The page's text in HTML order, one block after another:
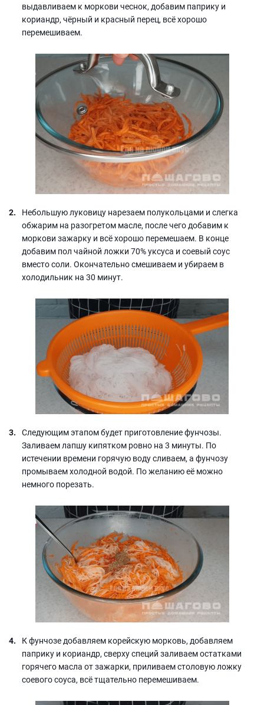
выдавливаем к моркови чеснок, добавим паприку и
кориандр, чёрный и красный перец, всё хорошо
перемешиваем.
Небольшую луковицу нарезаем полукольцами и слегка
обжарим на разогретом масле, после чего добавим к
моркови зажарку и всё хорошо перемешаем. В конце
добавим пол чайной ложки 70% уксуса и соевый соус
вместо соли. Окончательно смешиваем и убираем в
холодильник на 30 минут.
Следующим этапом будет приготовление фунчозы.
Заливаем лапшу кипятком ровно на 3 минуты. По
истечении времени горячую воду сливаем, а фунчозу
промываем холодной водой. По желанию её можно
немного порезать.
К фунчозе добавляем корейскую морковь, добавляем
паприку и кориандр, сверху специй заливаем остатками
горячего масла от зажарки, приливаем столовую ложку
соевого соуса, всё тщательно перемешиваем.